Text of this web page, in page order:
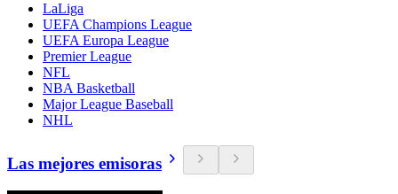
LaLiga
UEFA Champions League
UEFA Europa League
Premier League
NFL
NBA Basketball
Major League Baseball
NHL
Las mejores emisoras